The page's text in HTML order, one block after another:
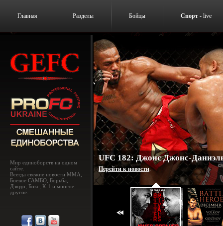
Главная Разделы Бойцы Спорт - live
Мир единоборств на одном
сайте.
Всегда свежие новости MMA,
Боевое САМБО, Борьба,
Дзюдо, Бокс, К-1 и многое
другое.
UFC 182: Джонс Джонс-
Перейти к новости.